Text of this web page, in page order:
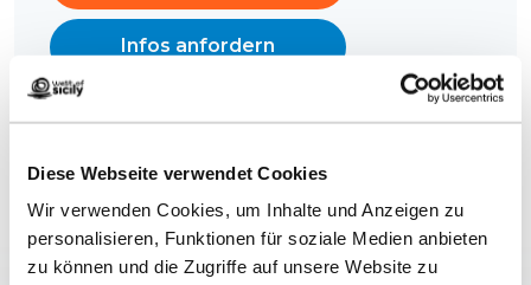
Diese Webseite verwendet Cookies
Wir verwenden Cookies, um Inhalte und Anzeigen zu
personalisieren, Funktionen für soziale Medien anbieten
zu können und die Zugriffe auf unsere Website zu
Infos anfordern